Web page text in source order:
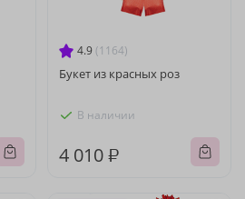
4.9 (1164)
Букет из красных роз
В наличии
4 010 ₽